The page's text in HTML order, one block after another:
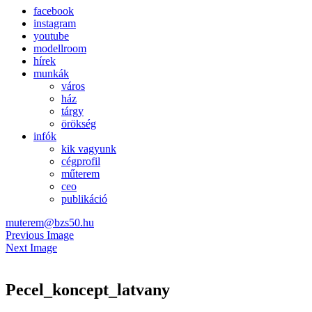
facebook
instagram
youtube
modellroom
hírek
munkák
város
ház
tárgy
örökség
infók
kik vagyunk
cégprofil
műterem
ceo
publikáció
muterem@bzs50.hu
Previous Image
Next Image
Pecel_koncept_latvany